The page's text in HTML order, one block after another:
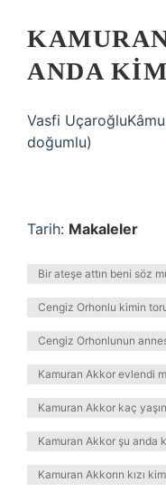
ANDA
Vasfi
doğumlu)
Tarih: Makaleler
Bir ateşe attın beni söz
Cengiz Orhonlu kimin
Cengiz Orhonlunun
Kamuran Akkor evlendi
Kamuran Akkor kaç
Kamuran Akkor şu anda
Kamuran Akkorın kızı